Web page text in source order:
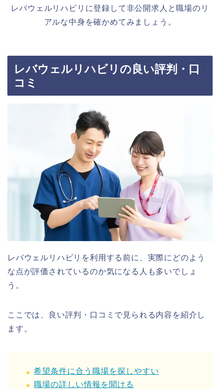
レバウェルリハビリに登録して非公開求人と職場のリ
アルな中身を確かめてみましょう。
レバウェルリハビリの良い評判・口
コミ
レバウェルリハビリを利用する前に、実際にどのよう
な点が評価されているのか気になる人も多いでしょ
う。
ここでは、良い評判・口コミで見られる内容を紹介し
ます。
希望条件に合う職場を探しやすい
職場の詳しい情報を聞ける